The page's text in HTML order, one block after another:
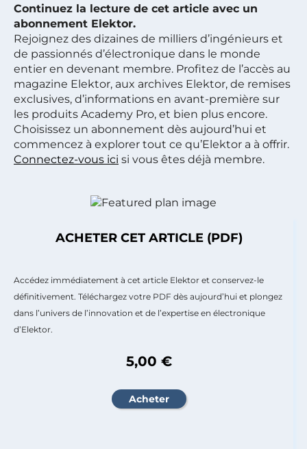
Continuez la lecture de cet article avec un
abonnement Elektor.
Rejoignez des dizaines de milliers d’ingénieurs et
de passionnés d’électronique dans le monde
entier en devenant membre. Profitez de l’accès au
magazine Elektor, aux archives Elektor, de remises
exclusives, d’informations en avant-première sur
les produits Academy Pro, et bien plus encore.
Choisissez un abonnement dès aujourd’hui et
commencez à explorer tout ce qu’Elektor a à offrir.
Connectez-vous ici si vous êtes déjà membre.
ACHETER CET ARTICLE (PDF)
Accédez immédiatement à cet article Elektor et conservez-le
définitivement. Téléchargez votre PDF dès aujourd’hui et plongez
dans l’univers de l’innovation et de l’expertise en électronique
d’Elektor.
5,00 €